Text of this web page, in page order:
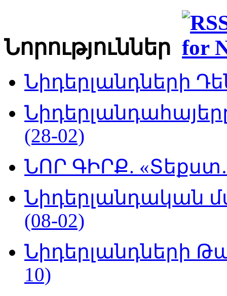
Նորություններ
Նիդերլանդների
(28-02)
ՆՈՐ ԳԻՐՔ.
Նիդերլանդական
(08-02)
Նիդերլանդների
10)